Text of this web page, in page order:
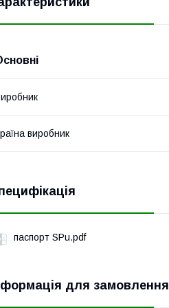
виробник
паспорт SPu.pdf
для замовлення